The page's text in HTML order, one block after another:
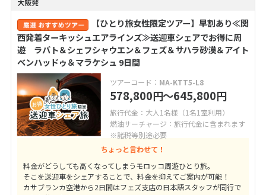
大阪発
【ひとり旅女性限定ツアー】早割あり≪関
西発着ターキッシュエアラインズ≫送迎車シェアでお得に周
遊 ラバト＆シェフシャウエン＆フェズ＆サハラ砂漠＆アイト
ベンハッドゥ＆マラケシュ 9日間
ツアーコード： MA-KTT5-L8
578,800円〜645,800円
旅行代金：大人1名様（1名1室利用）
燃油サーチャージ：旅行代金に含まれます
※諸税等別途必要
ちょっと言わせて！
料金がどうしても高くなってしまうモロッコ周遊ひとり旅。
そこを送迎車をシェアすることで、料金を抑えてご案内が可能！
カサブランカ空港から2日間はフェズ支店の日本語スタッフが同行で